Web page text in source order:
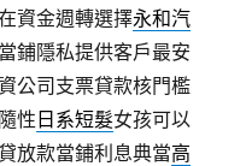
資金週轉選擇永和汽
鋪隱私提供客戶最安
公司支票貸款核門檻
性 日系短髮女孩可以
放款當鋪利息典當高